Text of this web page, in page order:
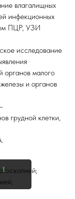
влагалищных
инфекционных
ПЦР, УЗИ
исследование
органов малого
и органов
грудной клетки,
1